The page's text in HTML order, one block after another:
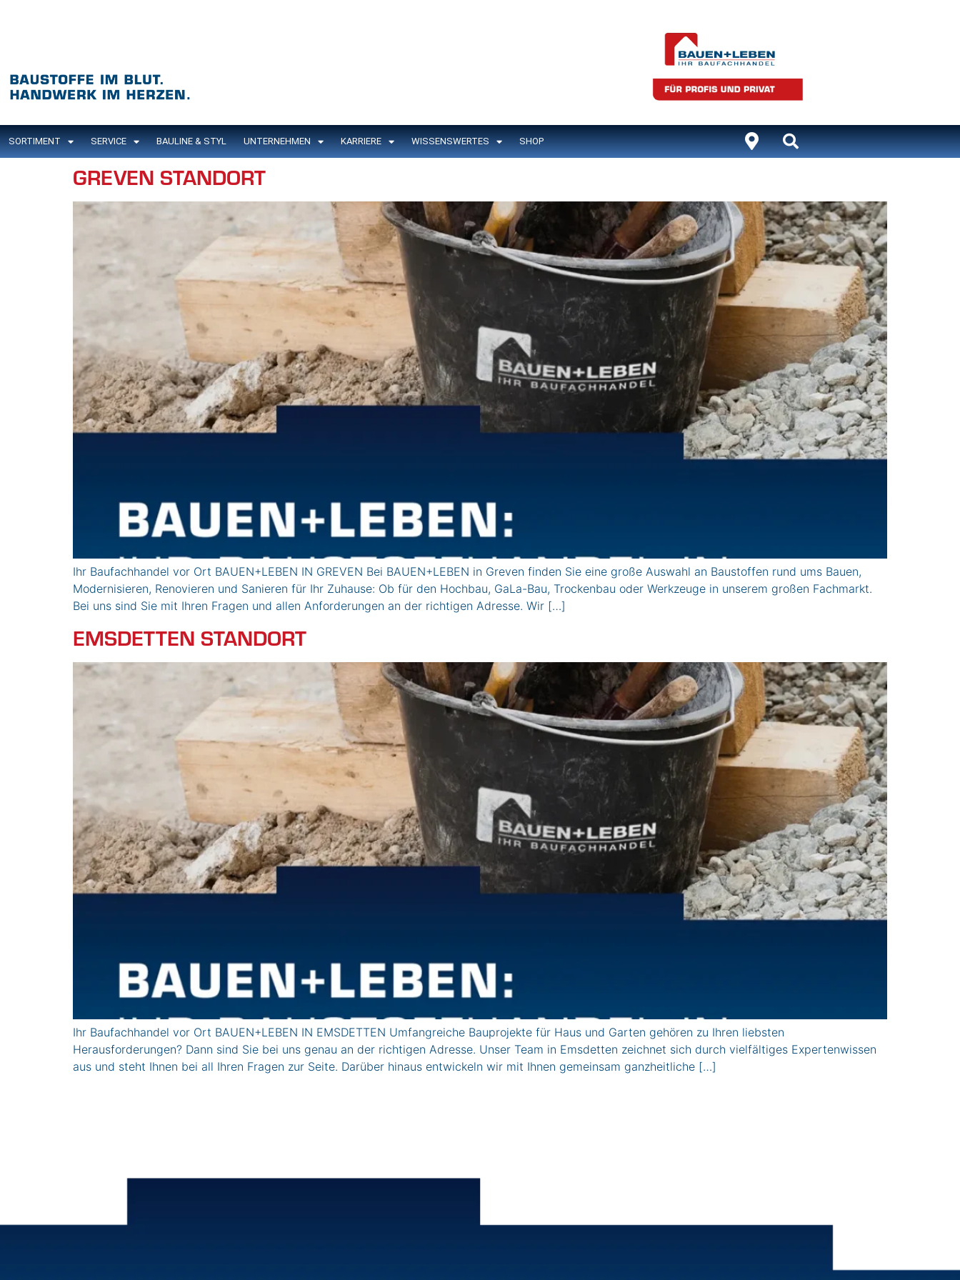
SORTIMENT SERVICE BAULINE & STYL UNTERNEHMEN KARRIERE WISSENSWERTES SHOP
GREVEN STANDORT
Ihr Baufachhandel vor Ort BAUEN+LEBEN IN GREVEN Bei BAUEN+LEBEN in Greven finden Sie eine große Auswahl an Baustoffen rund ums Bauen,
Modernisieren, Renovieren und Sanieren für Ihr Zuhause: Ob für den Hochbau, GaLa-Bau, Trockenbau oder Werkzeuge in unserem großen Fachmarkt.
Bei uns sind Sie mit Ihren Fragen und allen Anforderungen an der richtigen Adresse. Wir […]
EMSDETTEN STANDORT
Ihr Baufachhandel vor Ort BAUEN+LEBEN IN EMSDETTEN Umfangreiche Bauprojekte für Haus und Garten gehören zu Ihren liebsten
Herausforderungen? Dann sind Sie bei uns genau an der richtigen Adresse. Unser Team in Emsdetten zeichnet sich durch vielfältiges Expertenwissen
aus und steht Ihnen bei all Ihren Fragen zur Seite. Darüber hinaus entwickeln wir mit Ihnen gemeinsam ganzheitliche […]